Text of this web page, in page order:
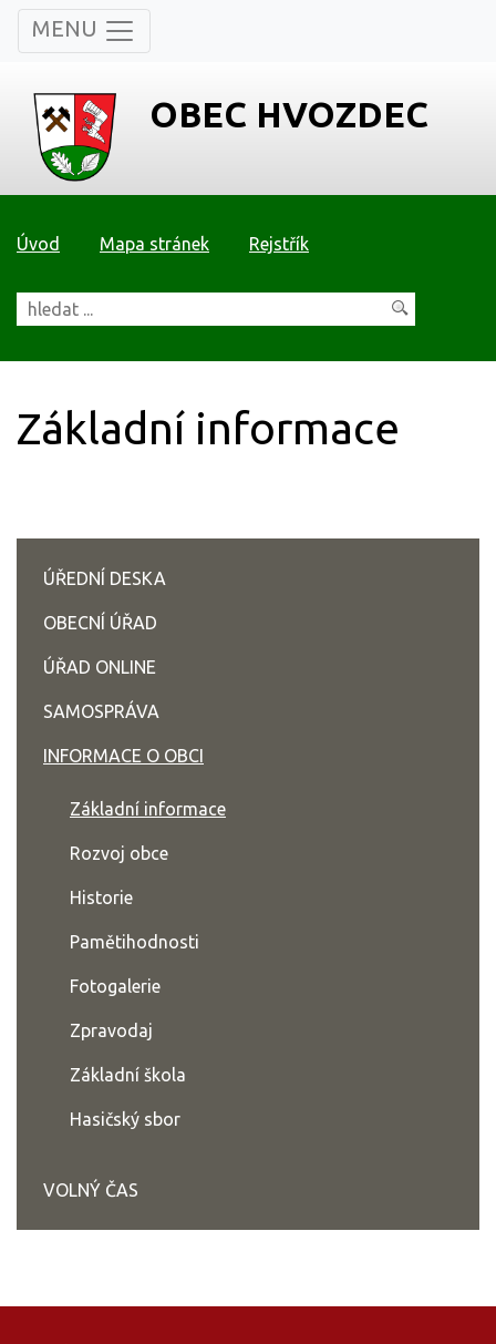
MENU
OBEC HVOZDEC
Úvod Mapa stránek Rejstřík
Základní informace
ÚŘEDNÍ DESKA
OBECNÍ ÚŘAD
ÚŘAD ONLINE
SAMOSPRÁVA
INFORMACE O OBCI
Základní informace
Rozvoj obce
Historie
Pamětihodnosti
Fotogalerie
Zpravodaj
Základní škola
Hasičský sbor
VOLNÝ ČAS